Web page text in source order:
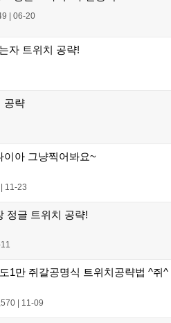
06-20
자 트위치 공략!
공략
이아 그냥찍어봐요~
| 11-23
정글 트위치 공략!
1만 쥐갈공명식 트위치공략법 ^쥐^
| 11-09